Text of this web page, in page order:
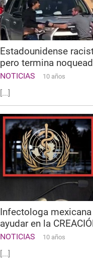
Estadounidense
pero termina
NOTICIAS 10 años
[...]
Infectologa
ayudar en la
NOTICIAS 10 años
[...]